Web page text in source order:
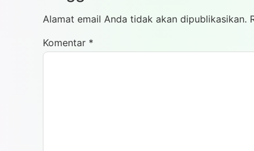
Alamat email Anda tidak akan dipublikasikan.
Komentar *